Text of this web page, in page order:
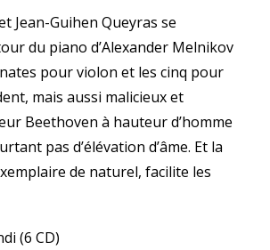
Jean-Guihen Queyras se
du piano d’Alexander Melnikov
pour violon et les cinq pour
mais aussi malicieux et
Beethoven à hauteur d’homme
pas d’élévation d’âme. Et la
de naturel, facilite les
(6 CD)